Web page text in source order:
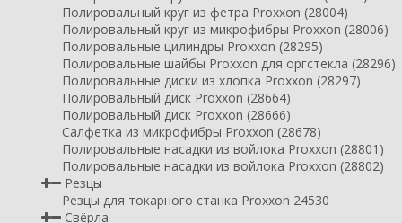
Полировальный круг из фетра Proxxon (28004)
Полировальный круг из микрофибры Proxxon (28006)
Полировальные цилиндры Proxxon (28295)
Полировальные шайбы Proxxon для оргстекла (28296)
Полировальные диски из хлопка Proxxon (28297)
Полировальный диск Proxxon (28664)
Полировальный диск Proxxon (28666)
Салфетка из микрофибры Proxxon (28678)
Полировальные насадки из войлока Proxxon (28801)
Полировальные насадки из войлока Proxxon (28802)
Резцы
Резцы для токарного станка Proxxon 24530
Свёрла